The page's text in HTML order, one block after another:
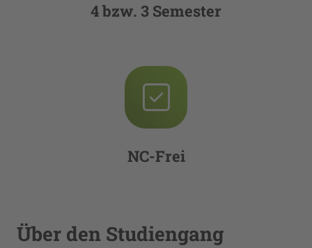
4 bzw. 3 Semester
NC-Frei
Über den Studiengang